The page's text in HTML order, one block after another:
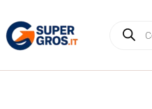
contenuto
search
i
s